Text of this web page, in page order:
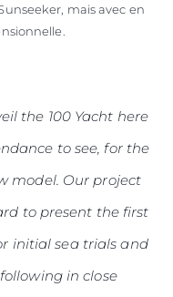
mais avec en
the 100 Yacht here
to see, for the
model. Our project
to present the first
initial sea trials and
in close